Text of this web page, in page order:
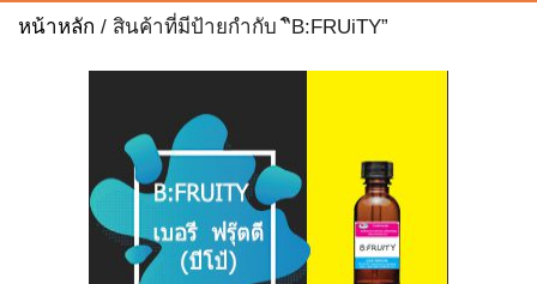
หน้าหลัก / สินค้าที่มีป้ายกำกับ “ิB:FRUiTY”